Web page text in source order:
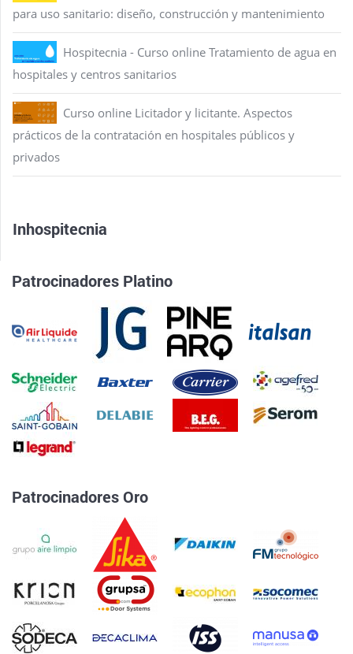
para uso sanitario: diseño, construcción y mantenimiento
Hospitecnia - Curso online Tratamiento de agua en
hospitales y centros sanitarios
Curso online Licitador y licitante. Aspectos
prácticos de la contratación en hospitales públicos y
privados
Inhospitecnia
Patrocinadores Platino
Patrocinadores Oro